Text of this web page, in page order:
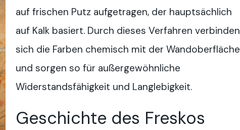
auf frischen Putz aufgetragen, der hauptsächlich
auf Kalk basiert. Durch dieses Verfahren verbinden
sich die Farben chemisch mit der Wandoberfläche
und sorgen so für außergewöhnliche
Widerstandsfähigkeit und Langlebigkeit.
Geschichte des Freskos